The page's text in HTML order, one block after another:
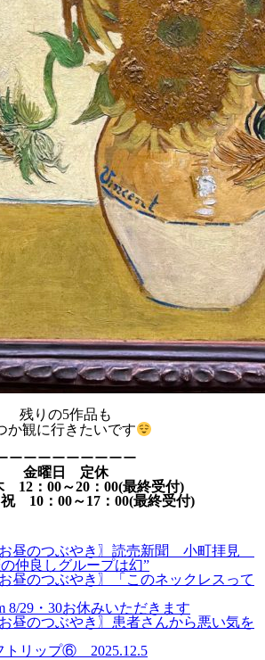
残りの5作品も
か観に行きたいです
ーーーーーーーーー
金曜日 定休
12：00～20：00(最終受付)
祝 10：00～17：00(最終受付)
お昼のつぶやき〗読売新聞 小町拝見
仲良しグループは幻”
お昼のつぶやき〗「このネックレスって
8/29・30お休みいただきます
お昼のつぶやき〗患者さんから悪い気を
トリップ⑥ 2025.12.5